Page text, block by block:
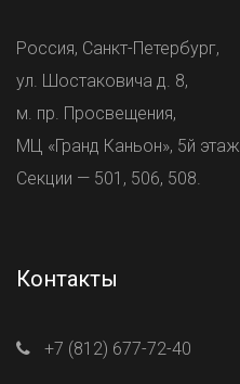
Россия, Санкт-Петербург,
ул. Шостаковича д. 8,
м. пр. Просвещения,
МЦ «Гранд Каньон», 5й этаж.
Секции — 501, 506, 508.
Контакты
+7 (812) 677-72-40